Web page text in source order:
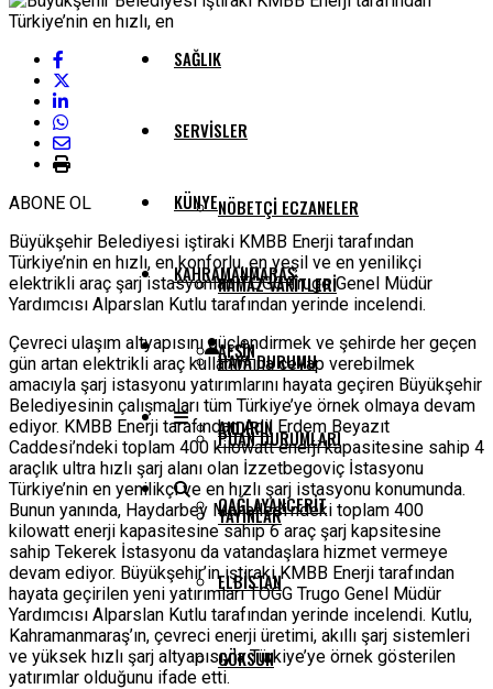
SAĞLIK
SERVISLER
NÖBETÇI ECZANELER
NAMAZ VAKITLERI
HAVA DURUMU
PUAN DURUMLARI
YAYINLAR
KÜNYE
KAHRAMANMARAŞ
AFŞIN
ANDIRIN
ÇAĞLAYANCERIT
ELBISTAN
GÖKSUN
ABONE OL
Büyükşehir Belediyesi iştiraki KMBB Enerji tarafından
Türkiye’nin en hızlı, en konforlu, en yeşil ve en yenilikçi
elektrikli araç şarj istasyonları TOGG Trugo Genel Müdür
Yardımcısı Alparslan Kutlu tarafından yerinde incelendi.
Çevreci ulaşım altyapısını güçlendirmek ve şehirde her geçen
gün artan elektrikli araç kullanımına cevap verebilmek
amacıyla şarj istasyonu yatırımlarını hayata geçiren Büyükşehir
Belediyesinin çalışmaları tüm Türkiye’ye örnek olmaya devam
ediyor. KMBB Enerji tarafından Adil Erdem Beyazıt
Caddesi’ndeki toplam 400 kilowatt enerji kapasitesine sahip 4
araçlık ultra hızlı şarj alanı olan İzzetbegoviç İstasyonu
Türkiye’nin en yenilikçi ve en hızlı şarj istasyonu konumunda.
Bunun yanında, Haydarbey Mahallesi’ndeki toplam 400
kilowatt enerji kapasitesine sahip 6 araç şarj kapsitesine
sahip Tekerek İstasyonu da vatandaşlara hizmet vermeye
devam ediyor. Büyükşehir’in iştiraki KMBB Enerji tarafından
hayata geçirilen yeni yatırımları TOGG Trugo Genel Müdür
Yardımcısı Alparslan Kutlu tarafından yerinde incelendi. Kutlu,
Kahramanmaraş’ın, çevreci enerji üretimi, akıllı şarj sistemleri
ve yüksek hızlı şarj altyapısıyla Türkiye’ye örnek gösterilen
yatırımlar olduğunu ifade etti.